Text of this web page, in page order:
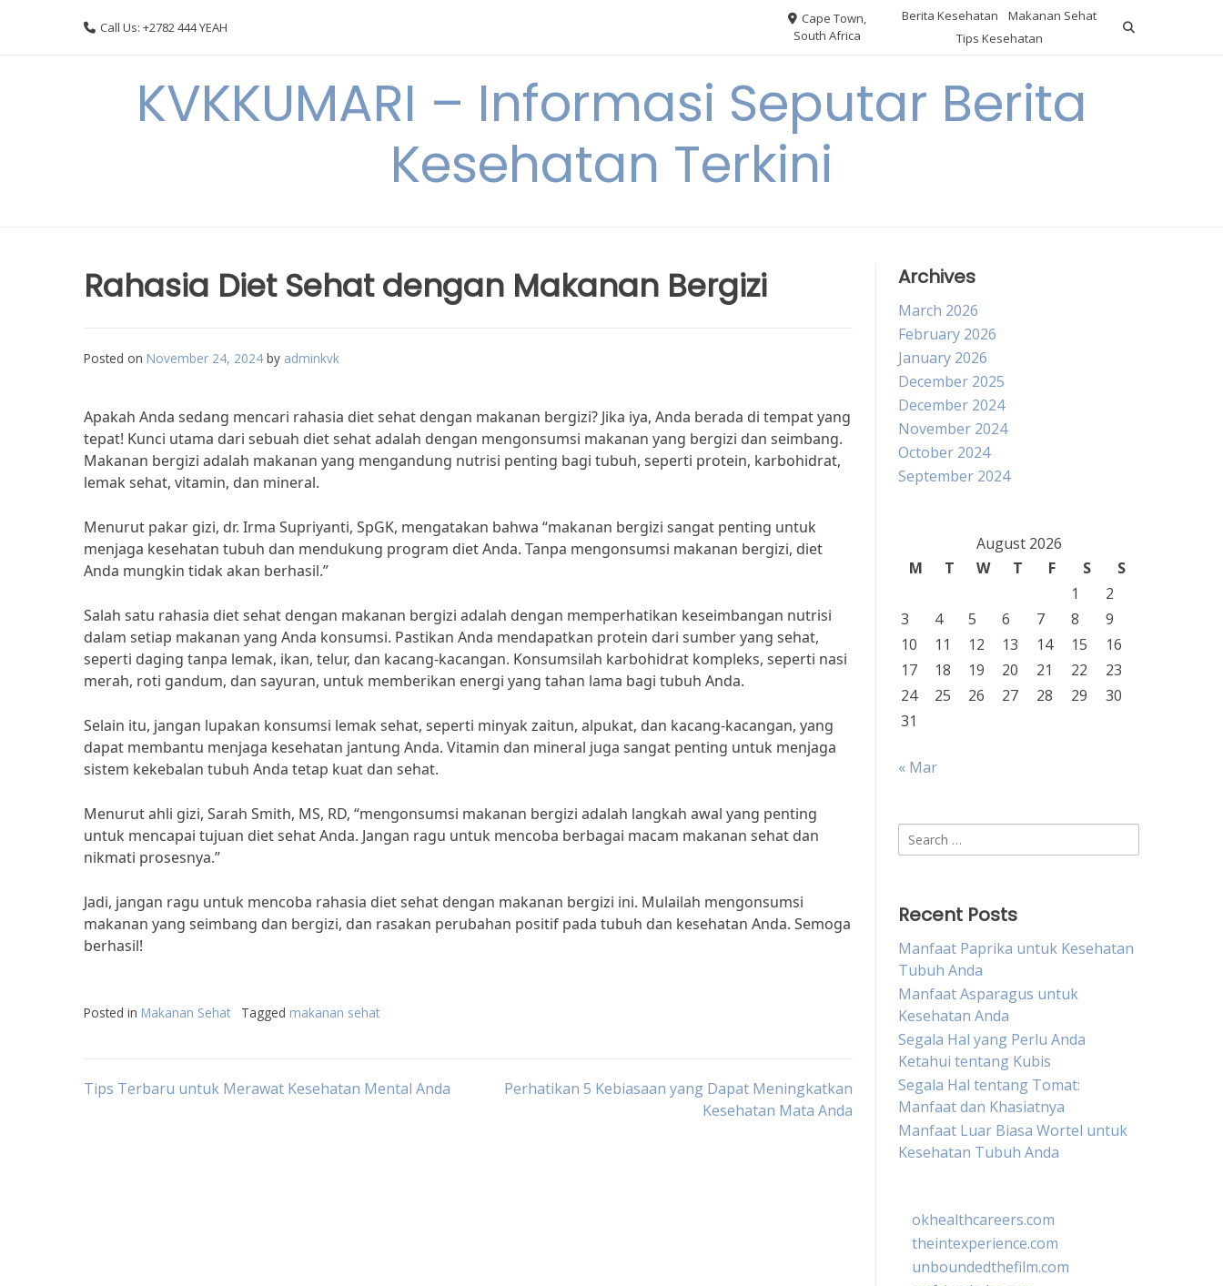
Call Us: +2782 444 YEAH
Cape Town,
South Africa
Berita Kesehatan
Makanan Sehat
Tips Kesehatan
KVKKUMARI – Informasi Seputar Berita
Kesehatan Terkini
Rahasia Diet Sehat dengan Makanan Bergizi
Posted on November 24, 2024 by adminkvk
Apakah Anda sedang mencari rahasia diet sehat dengan makanan bergizi? Jika iya, Anda berada di tempat yang
tepat! Kunci utama dari sebuah diet sehat adalah dengan mengonsumsi makanan yang bergizi dan seimbang.
Makanan bergizi adalah makanan yang mengandung nutrisi penting bagi tubuh, seperti protein, karbohidrat,
lemak sehat, vitamin, dan mineral.
Menurut pakar gizi, dr. Irma Supriyanti, SpGK, mengatakan bahwa “makanan bergizi sangat penting untuk
menjaga kesehatan tubuh dan mendukung program diet Anda. Tanpa mengonsumsi makanan bergizi, diet
Anda mungkin tidak akan berhasil.”
Salah satu rahasia diet sehat dengan makanan bergizi adalah dengan memperhatikan keseimbangan nutrisi
dalam setiap makanan yang Anda konsumsi. Pastikan Anda mendapatkan protein dari sumber yang sehat,
seperti daging tanpa lemak, ikan, telur, dan kacang-kacangan. Konsumsilah karbohidrat kompleks, seperti nasi
merah, roti gandum, dan sayuran, untuk memberikan energi yang tahan lama bagi tubuh Anda.
Selain itu, jangan lupakan konsumsi lemak sehat, seperti minyak zaitun, alpukat, dan kacang-kacangan, yang
dapat membantu menjaga kesehatan jantung Anda. Vitamin dan mineral juga sangat penting untuk menjaga
sistem kekebalan tubuh Anda tetap kuat dan sehat.
Menurut ahli gizi, Sarah Smith, MS, RD, “mengonsumsi makanan bergizi adalah langkah awal yang penting
untuk mencapai tujuan diet sehat Anda. Jangan ragu untuk mencoba berbagai macam makanan sehat dan
nikmati prosesnya.”
Jadi, jangan ragu untuk mencoba rahasia diet sehat dengan makanan bergizi ini. Mulailah mengonsumsi
makanan yang seimbang dan bergizi, dan rasakan perubahan positif pada tubuh dan kesehatan Anda. Semoga
berhasil!
Posted in Makanan Sehat Tagged makanan sehat
Post
Tips Terbaru untuk Merawat Kesehatan Mental Anda
Perhatikan 5 Kebiasaan yang Dapat Meningkatkan
Kesehatan Mata Anda
Archives
March 2026
February 2026
January 2026
December 2025
December 2024
November 2024
October 2024
September 2024
August 2026
M
T W T F S
S
1
2
3
4 5 6 7 8
9
10
11 12 13 14 15
16
17
18 19 20 21 22
23
24
25 26 27 28 29
30
31
« Mar
Search
for:
Recent Posts
Manfaat Paprika untuk Kesehatan
Tubuh Anda
Manfaat Asparagus untuk
Kesehatan Anda
Segala Hal yang Perlu Anda
Ketahui tentang Kubis
Segala Hal tentang Tomat:
Manfaat dan Khasiatnya
Manfaat Luar Biasa Wortel untuk
Kesehatan Tubuh Anda
okhealthcareers.com
theintexperience.com
unboundedthefilm.com